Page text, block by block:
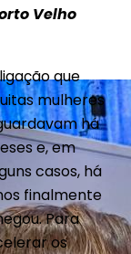
Velho
que
mulheres
há
e, em
casos, há
finalmente
Para
os